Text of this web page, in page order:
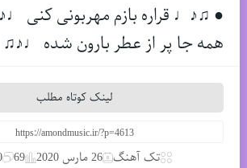
● ♫♪♩ قراره بازم مهربونی کنی
همه جا پر از عطر بارون شده ♩♪♫
لینک کوتاه مطلب
تک آهنگ 26 مارس 2020 69
0